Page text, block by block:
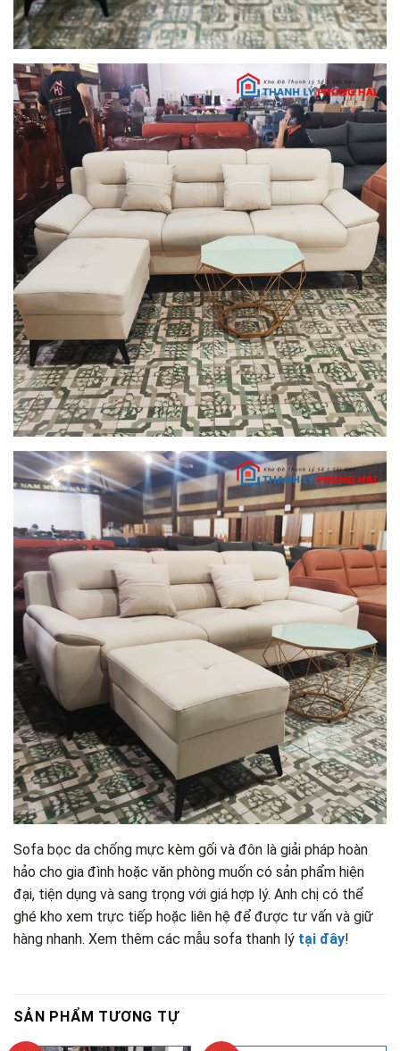
Sofa bọc da chống mực kèm gối và đôn là giải pháp hoàn
hảo cho gia đình hoặc văn phòng muốn có sản phẩm hiện
đại, tiện dụng và sang trọng với giá hợp lý. Anh chị có thể
ghé kho xem trực tiếp hoặc liên hệ để được tư vấn và giữ
hàng nhanh. Xem thêm các mẫu sofa thanh lý tại đây!
SẢN PHẨM TƯƠNG TỰ